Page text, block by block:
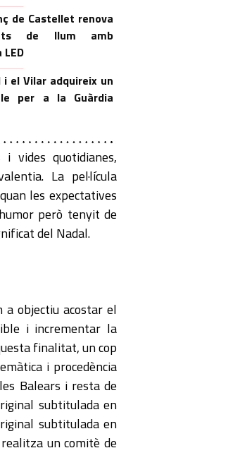
de Castellet renova
de llum amb
i el Vilar adquireix un
per a la Guàrdia
vides quotidianes,
La pel·lícula
les expectatives
però tenyit de
del Nadal.
a objectiu acostar el
i incrementar la
finalitat, un cop
i procedència
Balears i resta de
subtitulada en
subtitulada en
un comitè de